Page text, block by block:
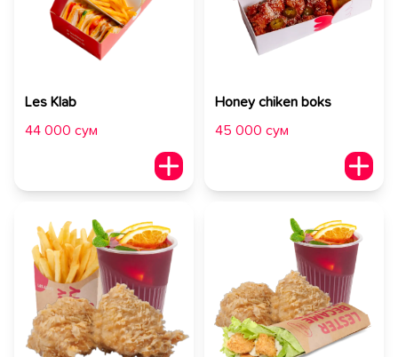
Les Klab
44 000 сум
Honey chiken boks
45 000 сум